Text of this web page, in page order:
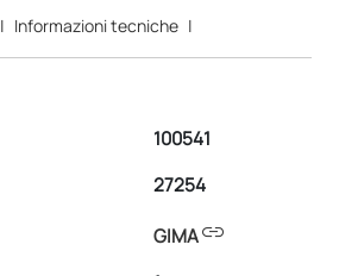
| Informazioni tecniche |
100541
27254
GIMAlink